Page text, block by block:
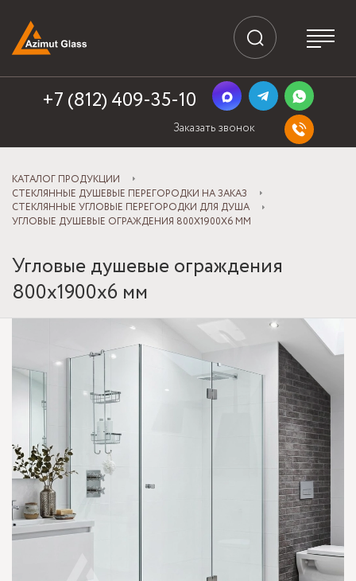
+7 (812) 409-35-10
Заказать звонок
КАТАЛОГ ПРОДУКЦИИ
СТЕКЛЯННЫЕ ДУШЕВЫЕ ПЕРЕГОРОДКИ НА ЗАКАЗ
СТЕКЛЯННЫЕ УГЛОВЫЕ ПЕРЕГОРОДКИ ДЛЯ ДУША
УГЛОВЫЕ ДУШЕВЫЕ ОГРАЖДЕНИЯ 800X1900X6 ММ
Угловые душевые ограждения
800x1900x6 мм